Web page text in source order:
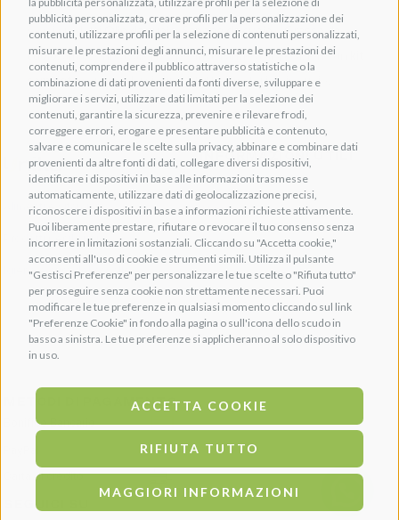
pubblicità personalizzata, creare profili per la personalizzazione dei
contenuti, utilizzare profili per la selezione di contenuti personalizzati,
misurare le prestazioni degli annunci, misurare le prestazioni dei
contenuti, comprendere il pubblico attraverso statistiche o la
combinazione di dati provenienti da fonti diverse, sviluppare e
migliorare i servizi, utilizzare dati limitati per la selezione dei
contenuti, garantire la sicurezza, prevenire e rilevare frodi,
correggere errori, erogare e presentare pubblicità e contenuto,
salvare e comunicare le scelte sulla privacy, abbinare e combinare dati
provenienti da altre fonti di dati, collegare diversi dispositivi,
identificare i dispositivi in base alle informazioni trasmesse
automaticamente, utilizzare dati di geolocalizzazione precisi,
riconoscere i dispositivi in base a informazioni richieste attivamente.
Puoi liberamente prestare, rifiutare o revocare il tuo consenso senza
incorrere in limitazioni sostanziali. Cliccando su "Accetta cookie,"
acconsenti all'uso di cookie e strumenti simili. Utilizza il pulsante
"Gestisci Preferenze" per personalizzare le tue scelte o "Rifiuta tutto"
per proseguire senza cookie non strettamente necessari. Puoi
modificare le tue preferenze in qualsiasi momento cliccando sul link
"Preferenze Cookie" in fondo alla pagina o sull'icona dello scudo in
basso a sinistra. Le tue preferenze si applicheranno al solo dispositivo
in uso.
ACCETTA COOKIE
RIFIUTA TUTTO
MAGGIORI INFORMAZIONI
Con i prodottiOlio da cuoio, Sapone da cuoioeGrasso da
cuoio, amazzoni cavalieri e groom avranno a disposizione un
completoper prendersi cura di tutto il materiale in cuoio.
Alimenti e vitamine
Prodotti per il cuoio
Igiene e cura del cavallo
INFORMAZIONI UTILI
Shop
Chi siamo
Contatti
Termini e condizioni
Costi di Spedizione
Regolamento Punti Uniko
METODI DI PAGAMENTO
Bonifico Bancario
Carta di credito
SEGUICI SU